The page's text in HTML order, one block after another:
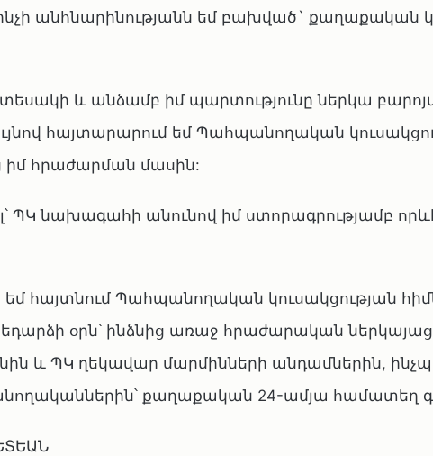
անհնարինությանն եմ բախված` քաղաքական
տեսակի և անձամբ իմ պարտությունը ներկա
հայտարարում եմ Պահպանողական
իմ հրաժարման մասին:
ՊԿ նախագահի անունով իմ ստորագրությամբ
եմ հայտնում Պահպանողական կուսակցության
օրն՝ ինձնից առաջ հրաժարական
և ՊԿ ղեկավար մարմինների անդամներին,
քաղաքական 24-ամյա համատեղ